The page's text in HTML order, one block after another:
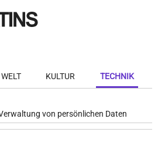
WELT KULTUR TECHNIK
von persönlichen Daten